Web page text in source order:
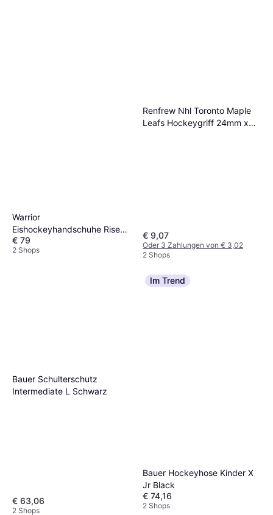
Warrior
Eishockeyhandschuhe Rise
Black Junior 10 Zoll
€ 79
2 Shops
Renfrew Nhl Toronto Maple
Leafs Hockeygriff 24mm x
€ 9,07
Oder 3 Zahlungen von € 3,02
2 Shops
Bauer Schulterschutz
Intermediate L Schwarz
€ 63,06
2 Shops
Im Trend
Bauer Hockeyhose Kinder X
Jr Black
€ 74,16
2 Shops